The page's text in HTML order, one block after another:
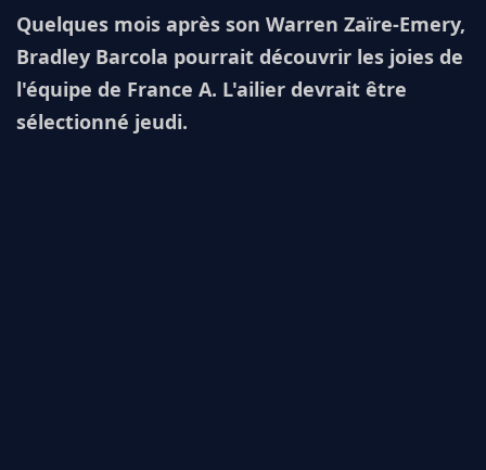
Quelques mois après son Warren Zaïre-Emery,
Bradley Barcola pourrait découvrir les joies de
l'équipe de France A. L'ailier devrait être
sélectionné jeudi.